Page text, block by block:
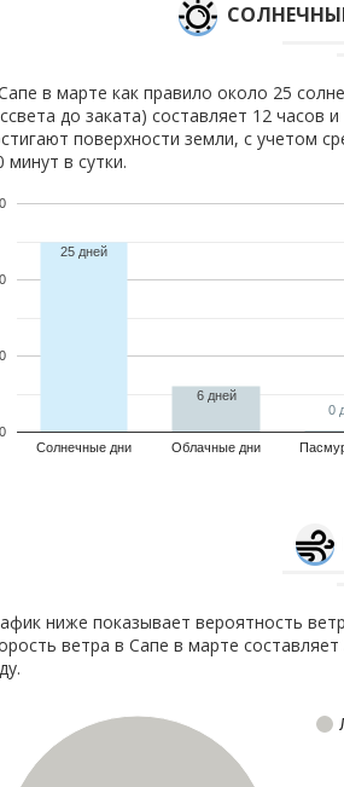
в марте как правило около 25
до заката) составляет 12 часов
поверхности земли, с учетом
минут в сутки.
Солнечные дни Облачные дни
0
25 дней
6 дней
0
0
ниже показывает вероятность
ветра в Сапе в марте составляет